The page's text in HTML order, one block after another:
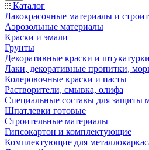
Каталог
Лакокрасочные материалы и
Аэрозольные материалы
Краски и эмали
Грунты
Декоративные краски и штукатурки
Лаки, декоративные пропитки,
Колеровочные краски и пасты
Растворители, смывка, олифа
Специальные составы для защиты
Шпатлевки готовые
Строительные материалы
Гипсокартон и комплектующие
Комплектующие для